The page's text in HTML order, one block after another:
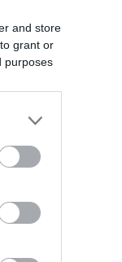
and store
grant or
purposes